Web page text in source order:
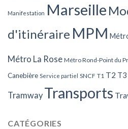
Manifestation Marseille
d'itinéraire MPM
Métro La Rose Métro Rond-Point du
Canebière Service partiel SNCF T1 T2 T3
Tramway Transports
CATÉGORIES